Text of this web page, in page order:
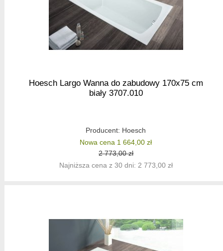
Hoesch Largo Wanna do zabudowy 170x75 cm
biały 3707.010
Producent: Hoesch
Nowa cena 1 664,00 zł
2 773,00 zł
Najniższa cena z 30 dni: 2 773,00 zł